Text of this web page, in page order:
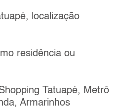
localização
residência ou
Tatuapé, Metrô
Armarinhos